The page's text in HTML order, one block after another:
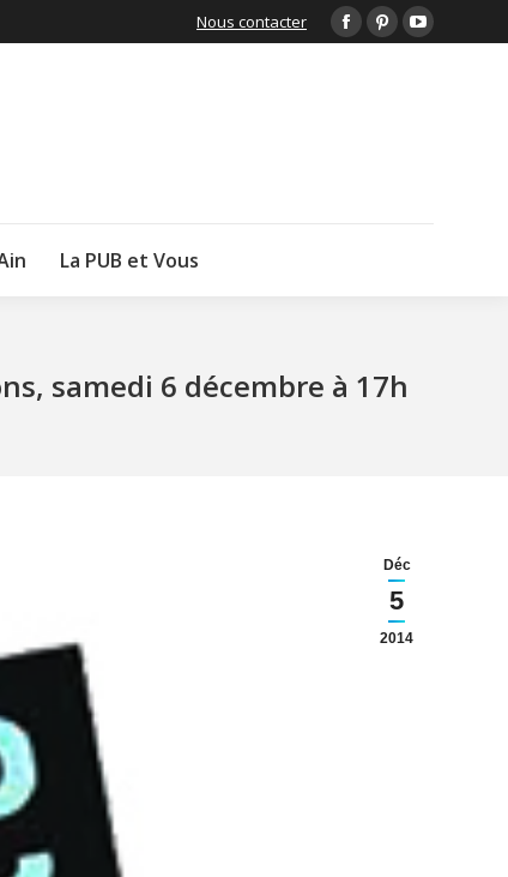
Nous contacter
Facebook
PinterestYouTube
La PUB et Vous
samedi 6 décembre à 17h
Déc
5
2014